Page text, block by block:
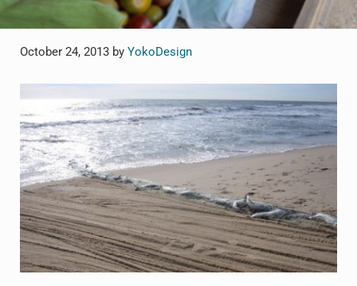
October 24, 2013 by YokoDesign